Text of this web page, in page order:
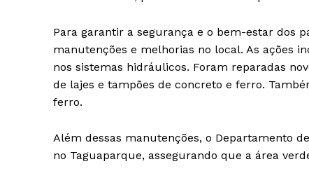
Para garantir a segurança e o bem-estar dos
manutenções e melhorias no local. As ações
nos sistemas hidráulicos. Foram reparadas
de lajes e tampões de concreto e ferro.
ferro.
Além dessas manutenções, o Departamento
no Taguaparque, assegurando que a área